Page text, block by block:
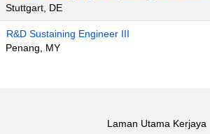
Stuttgart, DE
R&D Sustaining Engineer III
Penang, MY
Laman Utama Kerjaya